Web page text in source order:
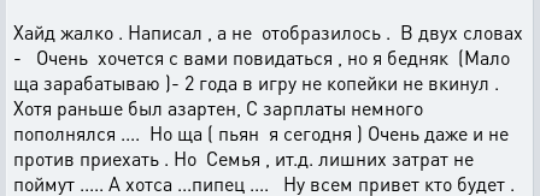
Хайд жалко . Написал , а не отобразилось . В двух словах
- Очень хочется с вами повидаться , но я бедняк (Мало
ща зарабатываю )- 2 года в игру не копейки не вкинул .
Хотя раньше был азартен, С зарплаты немного
пополнялся .... Но ща ( пьян я сегодня ) Очень даже и не
против приехать . Но Семья , ит.д. лишних затрат не
поймут ..... А хотса ...пипец .... Ну всем привет кто будет .